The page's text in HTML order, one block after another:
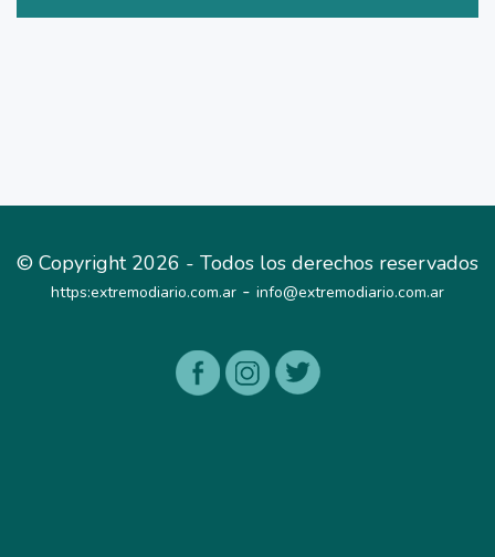
© Copyright 2026 - Todos los derechos reservados
https:extremodiario.com.ar - info@extremodiario.com.ar